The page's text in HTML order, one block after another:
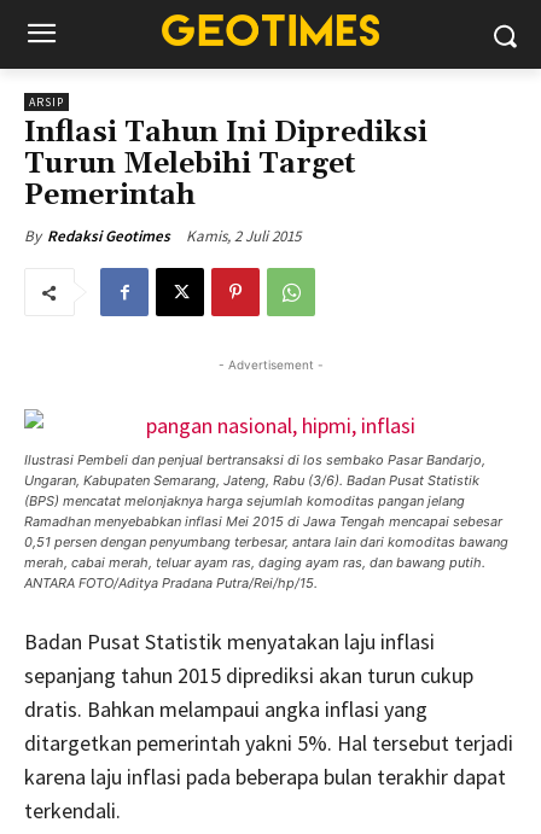
ARSIP
Inflasi Tahun Ini Diprediksi
Turun Melebihi Target
Pemerintah
By Redaksi Geotimes Kamis, 2 Juli 2015
- Advertisement -
Ilustrasi Pembeli dan penjual bertransaksi di los sembako Pasar Bandarjo,
Ungaran, Kabupaten Semarang, Jateng, Rabu (3/6). Badan Pusat Statistik
(BPS) mencatat melonjaknya harga sejumlah komoditas pangan jelang
Ramadhan menyebabkan inflasi Mei 2015 di Jawa Tengah mencapai sebesar
0,51 persen dengan penyumbang terbesar, antara lain dari komoditas bawang
merah, cabai merah, teluar ayam ras, daging ayam ras, dan bawang putih.
ANTARA FOTO/Aditya Pradana Putra/Rei/hp/15.
Badan Pusat Statistik menyatakan laju inflasi
sepanjang tahun 2015 diprediksi akan turun cukup
dratis. Bahkan melampaui angka inflasi yang
ditargetkan pemerintah yakni 5%. Hal tersebut terjadi
karena laju inflasi pada beberapa bulan terakhir dapat
terkendali.